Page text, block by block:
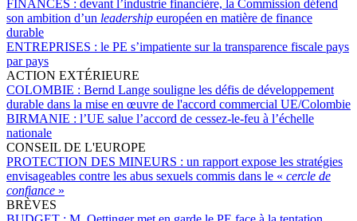
FINANCES : devant l’industrie financière, la Commission défend
son ambition d’un leadership européen en matière de finance
durable
ENTREPRISES : le PE s’impatiente sur la transparence fiscale pays
par pays
ACTION EXTÉRIEURE
COLOMBIE : Bernd Lange souligne les défis de développement
durable dans la mise en œuvre de l'accord commercial UE/Colombie
BIRMANIE : l’UE salue l’accord de cessez-le-feu à l’échelle
nationale
CONSEIL DE L'EUROPE
PROTECTION DES MINEURS : un rapport expose les stratégies
envisageables contre les abus sexuels commis dans le « cercle de
confiance »
BRÈVES